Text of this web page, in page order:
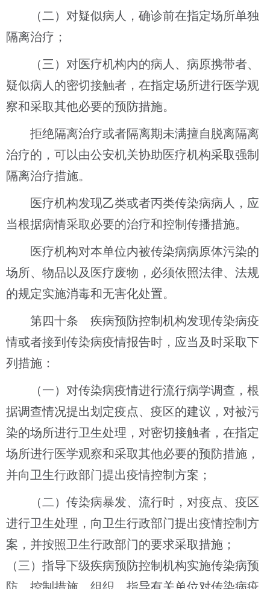
（二）对疑似病人，确诊前在指定场所单独
隔离治疗；
（三）对医疗机构内的病人、病原携带者、
疑似病人的密切接触者，在指定场所进行医学观
察和采取其他必要的预防措施。
拒绝隔离治疗或者隔离期未满擅自脱离隔离
治疗的，可以由公安机关协助医疗机构采取强制
隔离治疗措施。
医疗机构发现乙类或者丙类传染病病人，应
当根据病情采取必要的治疗和控制传播措施。
医疗机构对本单位内被传染病病原体污染的
场所、物品以及医疗废物，必须依照法律、法规
的规定实施消毒和无害化处置。
第四十条 疾病预防控制机构发现传染病疫
情或者接到传染病疫情报告时，应当及时采取下
列措施：
（一）对传染病疫情进行流行病学调查，根
据调查情况提出划定疫点、疫区的建议，对被污
染的场所进行卫生处理，对密切接触者，在指定
场所进行医学观察和采取其他必要的预防措施，
并向卫生行政部门提出疫情控制方案；
（二）传染病暴发、流行时，对疫点、疫区
进行卫生处理，向卫生行政部门提出疫情控制方
案，并按照卫生行政部门的要求采取措施；
（三）指导下级疾病预防控制机构实施传染病预